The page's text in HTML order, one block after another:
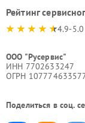
Рейтинг
4.9-5.0
ООО "Русервис"
ИНН 7702633247
ОГРН
Поделиться в соц.